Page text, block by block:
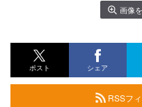
画像
ポスト シェア
RSSフ